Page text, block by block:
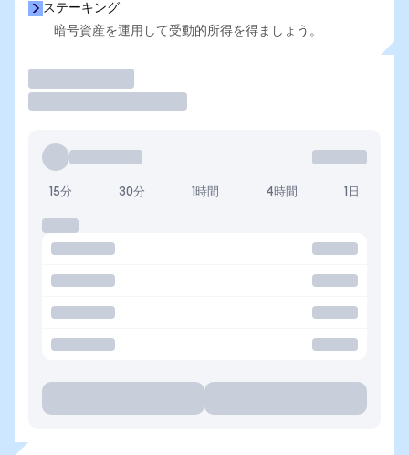
ステーキング
暗号資産を運用して受動的所得を得ましょう。
15分 30分 1時間 4時間 1日